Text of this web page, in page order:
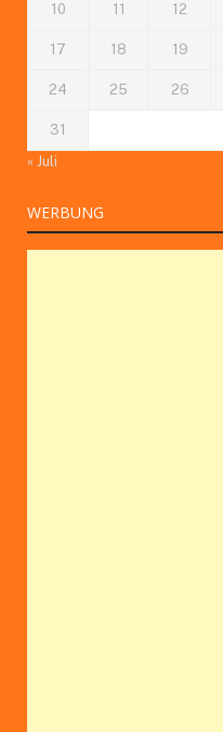
10 11 12
17 18 19
24 25 26
31
« Juli
WERBUNG